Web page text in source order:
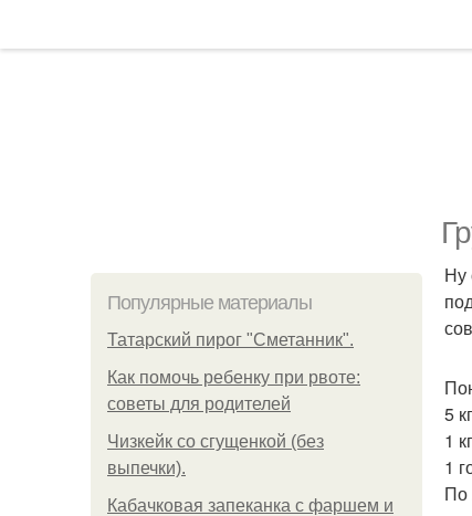
Популярные материалы
Татарский пирог "Сметанник".
Как помочь ребенку при рвоте:
советы для родителей
Чизкейк со сгущенкой (без
выпечки).
Кабачковая запеканка с фаршем и
Ну
5
1
1
По